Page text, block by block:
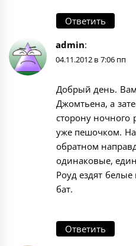
Ответить
admin:
04.11.2012 в 7:06 пп
Добрый день.
Джомтьена, а
сторону ночного
уже пешочком.
обратном
одинаковые,
Роуд ездят
бат.
Ответить